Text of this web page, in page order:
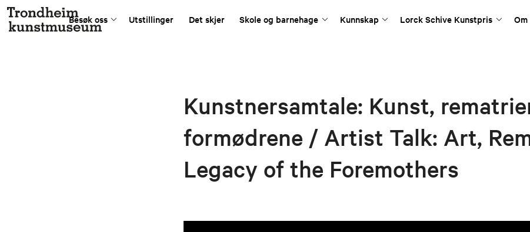
Besøk oss Utstillinger Det skjer Skole og barnehage Kunnskap Lorck Schive Kunstpris
Kunstnersamtale: Kunst,
formødrene / Artist Talk: Art,
Legacy of the Foremothers